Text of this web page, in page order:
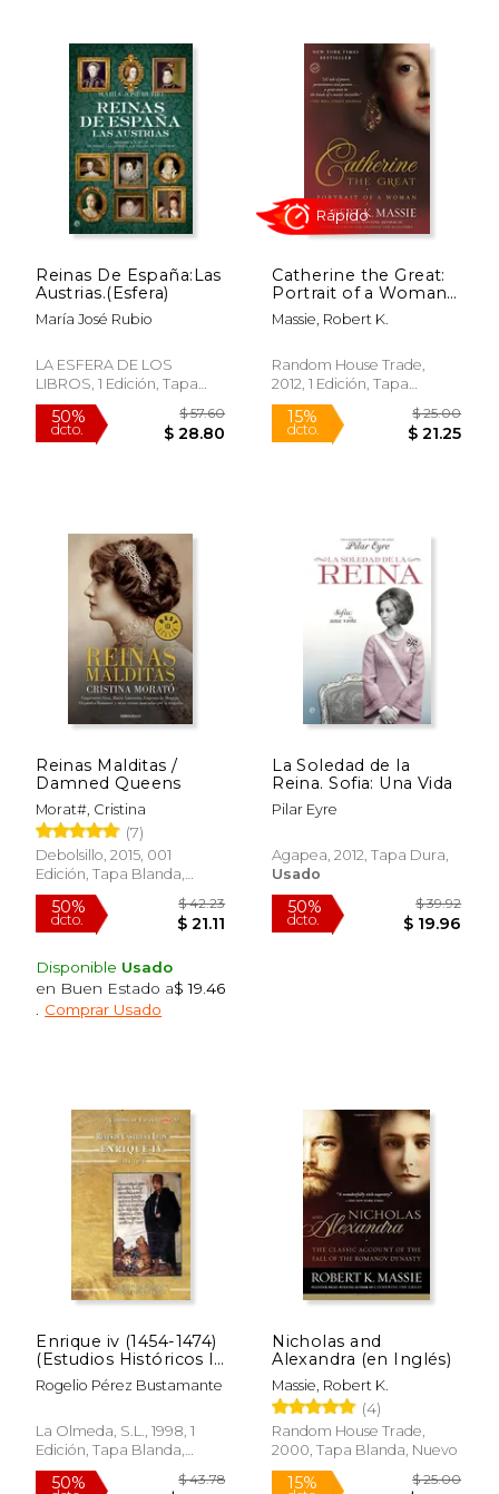
dcto.
50%
dcto.
Reinas De España:Las
Austrias.(Esfera)
María José Rubio
LA ESFERA DE LOS
LIBROS, 1 Edición, Tapa
Blanda, Nuevo
50%
$ 28.80
Catherine the Great:
Portrait of a Woman
(en Inglés)
Massie, Robert K.
Random House Trade,
2012, 1 Edición, Tapa
Blanda, Nuevo
15%
dcto.
Reinas Malditas /
Damned Queens
Morat#, Cristina
(7)
Debolsillo, 2015, 001
Edición, Tapa Blanda,
Nuevo
Disponible Usado
en Buen Estado a$ 19.46
Comprar Usado
La Soledad de la
Reina. Sofia: Una Vida
Pilar Eyre
Agapea, 2012, Tapa Dura,
Usado
Enrique iv (1454-1474)
(Estudios Históricos la
Olmeda)
Rogelio Pérez Bustamante
La Olmeda, S.L., 1998, 1
Edición, Tapa Blanda,
Nuevo
Nicholas and
Alexandra (en Inglés)
Massie, Robert K.
(4)
Random House Trade,
2000, Tapa Blanda, Nuevo